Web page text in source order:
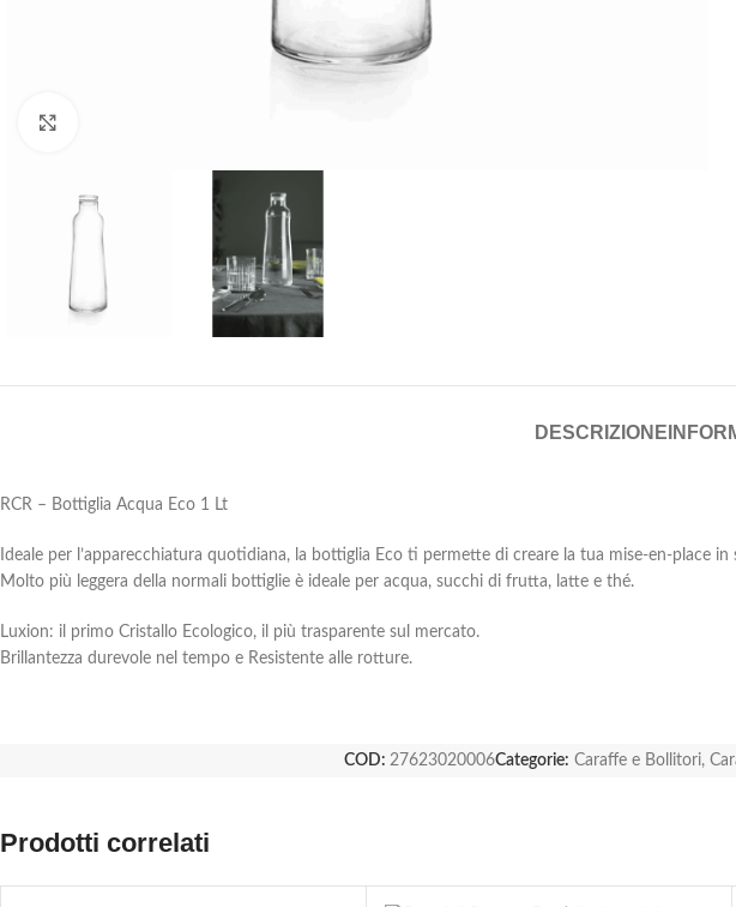
DESCRIZIONE
RCR – Bottiglia Acqua Eco 1 Lt
Ideale per l’apparecchiatura quotidiana, la bottiglia Eco ti permette di creare la tua mise-en-place
Molto più leggera della normali bottiglie è ideale per acqua, succhi di frutta, latte e thé.
Luxion: il primo Cristallo Ecologico, il più trasparente sul mercato.
Brillantezza durevole nel tempo e Resistente alle rotture.
COD: 27623020006Categorie: Caraffe e Bollitori,
Prodotti correlati